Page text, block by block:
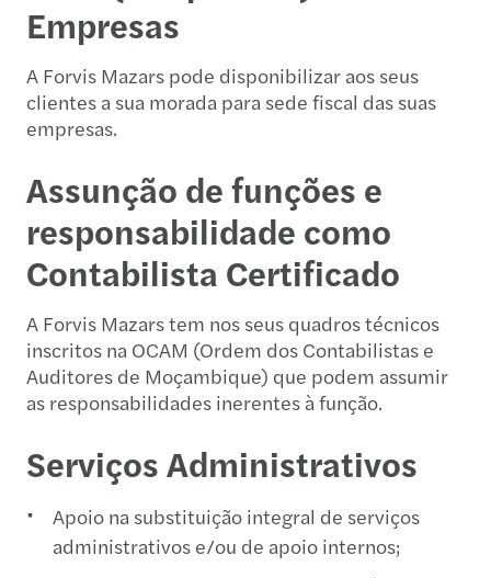
Empresas
A Forvis Mazars pode disponibilizar aos seus
clientes a sua morada para sede fiscal das suas
empresas.
Assunção de funções e
responsabilidade como
Contabilista Certificado
A Forvis Mazars tem nos seus quadros técnicos
inscritos na OCAM (Ordem dos Contabilistas e
Auditores de Moçambique) que podem assumir
as responsabilidades inerentes à função.
Serviços Administrativos
Apoio na substituição integral de serviços
administrativos e/ou de apoio internos;